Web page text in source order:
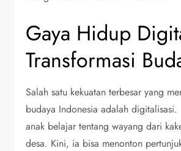
Gaya Hidup
Transformasi
Salah satu kekuatan terbesar yang
budaya Indonesia adalah digitalisasi.
anak belajar tentang wayang dari
desa. Kini, ia bisa menonton